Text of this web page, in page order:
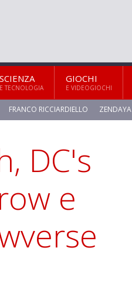
SCIENZA
E TECNOLOGIA
GIOCHI
E VIDEOGIOCHI
FRANCO RICCIARDIELLO ZENDAYA
DC's
e